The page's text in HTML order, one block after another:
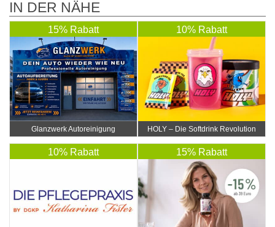
IN DER NÄHE
15% Rabatt
Glanzwerk Autoreinigung
10% Rabatt
HOLY – Die Softdrink Revolution
10% Rabatt 15% Rabatt